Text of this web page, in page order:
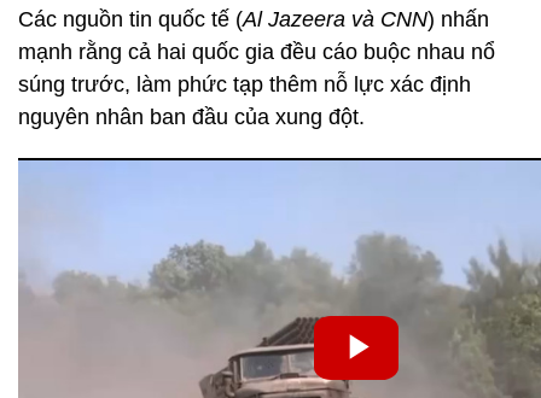
Các nguồn tin quốc tế (Al Jazeera và CNN) nhấn
mạnh rằng cả hai quốc gia đều cáo buộc nhau nổ
súng trước, làm phức tạp thêm nỗ lực xác định
nguyên nhân ban đầu của xung đột.